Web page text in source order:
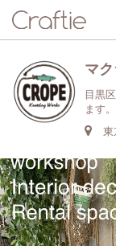
マ
目黒
ます。
東